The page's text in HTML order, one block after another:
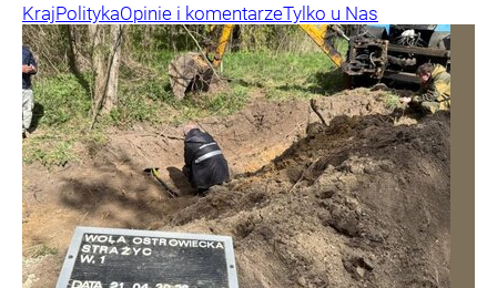
KrajPolitykaOpinie i komentarzeTylko u Nas